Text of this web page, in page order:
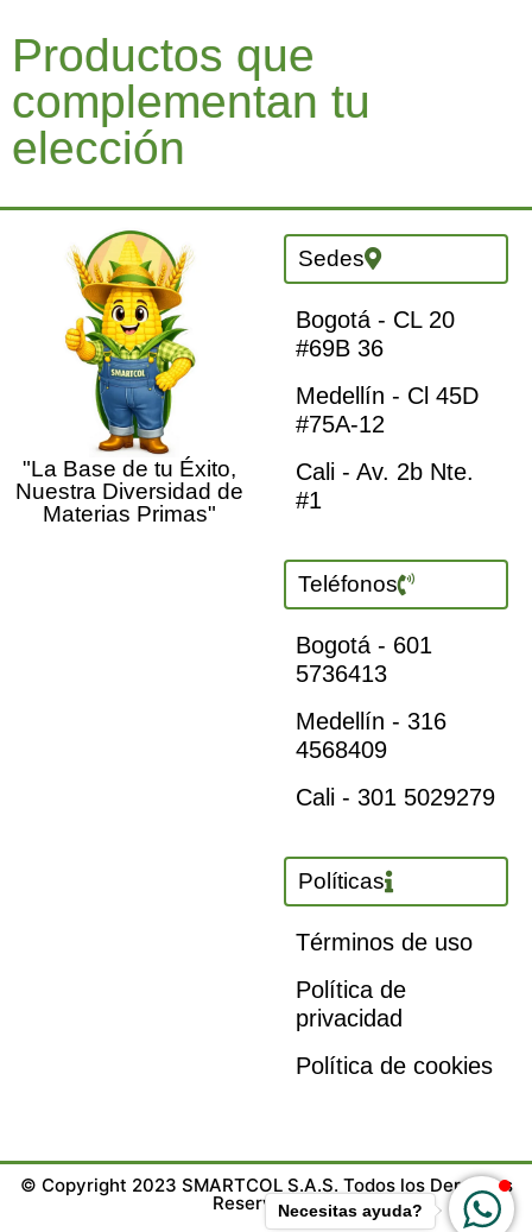
Productos que
complementan tu
elección
"La Base de tu Éxito,
Nuestra Diversidad de
Materias Primas"
Sedes
Bogotá - CL 20
#69B 36
Medellín - Cl 45D
#75A-12
Cali - Av. 2b Nte.
#1
Teléfonos
Bogotá - 601
5736413
Medellín - 316
4568409
Cali - 301 5029279
Políticas
Términos de uso
Política de
privacidad
Política de cookies
© Copyright 2023 SMARTCOL S.A.S. Todos los Derechos
Reservados.Necesitas ayuda?